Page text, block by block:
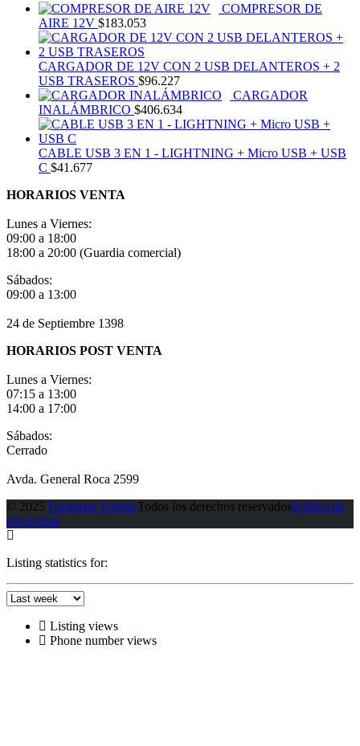
COMPRESOR DE
AIRE 12V $183.053
CARGADOR DE 12V CON 2 USB DELANTEROS + 2
USB TRASEROS $96.227
CARGADOR
INALÁMBRICO $406.634
CABLE USB 3 EN 1 - LIGHTNING + Micro USB + USB
C $41.677
HORARIOS VENTA
Lunes a Viernes:
09:00 a 18:00
18:00 a 20:00 (Guardia comercial)
Sábados:
09:00 a 13:00
24 de Septiembre 1398
HORARIOS POST VENTA
Lunes a Viernes:
07:15 a 13:00
14:00 a 17:00
Sábados:
Cerrado
Avda. General Roca 2599
© 2025 Fortunato FortinoTodos los derechos reservadosPolítica de
privacidad
Listing statistics for:
Listing views
Phone number views